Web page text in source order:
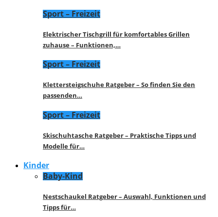
Sport – Freizeit
Elektrischer Tischgrill für komfortables Grillen
zuhause – Funktionen,…
Sport – Freizeit
Klettersteigschuhe Ratgeber – So finden Sie den
passenden…
Sport – Freizeit
Skischuhtasche Ratgeber – Praktische Tipps und
Modelle für…
Kinder
Baby-Kind
Nestschaukel Ratgeber – Auswahl, Funktionen und
Tipps für…